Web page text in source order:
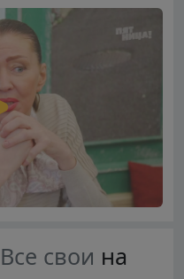
Все свои на